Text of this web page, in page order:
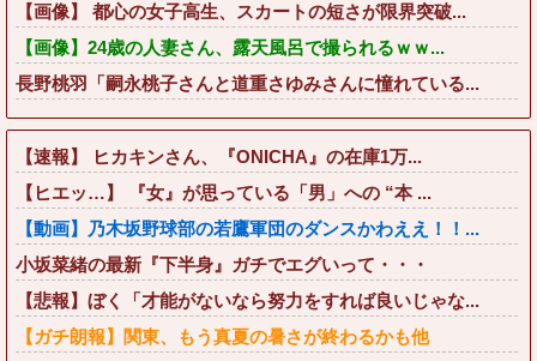
【画像】 都心の女子高生、スカートの短さが限界突破...
【画像】24歳の人妻さん、露天風呂で撮られるｗｗ...
長野桃羽「嗣永桃子さんと道重さゆみさんに憧れている...
【速報】 ヒカキンさん、『ONICHA』の在庫1万...
【ヒエッ…】 『女』が思っている「男」への “本 ...
【動画】乃木坂野球部の若鷹軍団のダンスかわええ！！...
小坂菜緒の最新『下半身』ガチでエグいって・・・
【悲報】ぼく「才能がないなら努力をすれば良いじゃな...
【ガチ朗報】関東、もう真夏の暑さが終わるかも他